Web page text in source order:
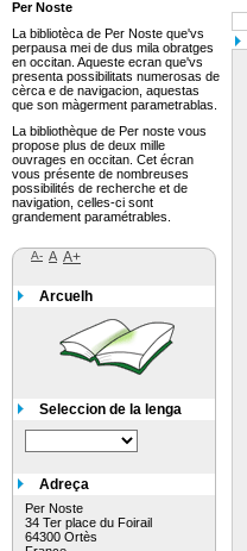
Per Noste
La bibliotèca de Per Noste que'vs
perpausa mei de dus mila obratges
en occitan. Aqueste ecran que'vs
presenta possibilitats numerosas de
cèrca e de navigacion, aquestas
que son màgerment parametrablas.
La bibliothèque de Per noste vous
propose plus de deux mille
ouvrages en occitan. Cet écran
vous présente de nombreuses
possibilités de recherche et de
navigation, celles-ci sont
grandement paramétrables.
A- A A+
Arcuelh
Seleccion de la lenga
Adreça
Per Noste
34 Ter place du Foirail
64300 Ortès